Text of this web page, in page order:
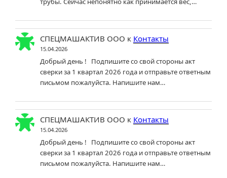
СПЕЦМАШАКТИВ ООО к Контакты
15.04.2026
Добрый день ! Подпишите со свой стороны акт
сверки за 1 квартал 2026 года и отправьте ответным
письмом пожалуйста. Напишите нам…
СПЕЦМАШАКТИВ ООО к Контакты
15.04.2026
Добрый день ! Подпишите со свой стороны акт
сверки за 1 квартал 2026 года и отправьте ответным
письмом пожалуйста. Напишите нам…